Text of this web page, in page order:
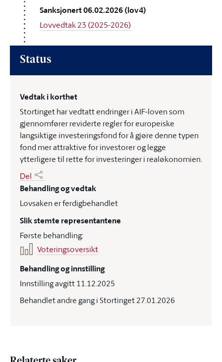
Sanksjonert 06.02.2026 (lov4)
Lovvedtak 23 (2025-2026)
Status
Vedtak i korthet
Stortinget har vedtatt endringer i AIF-loven som
gjennomfører reviderte regler for europeiske
langsiktige investeringsfond for å gjøre denne typen
fond mer attraktive for investorer og legge
ytterligere til rette for investeringer i realøkonomien.
Del
Behandling og vedtak
Lovsaken er ferdigbehandlet
Slik stemte representantene
Første behandling:
Voteringsoversikt
Behandling og innstilling
Innstilling avgitt 11.12.2025
Behandlet andre gang i Stortinget 27.01.2026